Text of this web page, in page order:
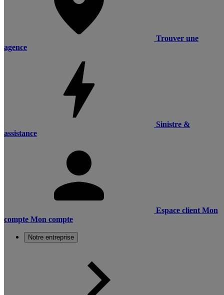
Trouver une
agence
Sinistre &
assistance
Espace client Mon
compte Mon compte
Notre entreprise